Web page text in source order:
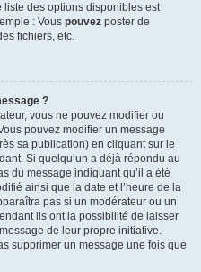
des options disponibles est
: Vous pouvez poster de
fichiers, etc.
?
vous ne pouvez modifier ou
pouvez modifier un message
sa publication) en cliquant sur le
Si quelqu’un a déjà répondu au
du message indiquant qu’il a été
ainsi que la date et l’heure de la
pas si un modérateur ou un
ils ont la possibilité de laisser
de leur propre initiative.
supprimer un message une fois que